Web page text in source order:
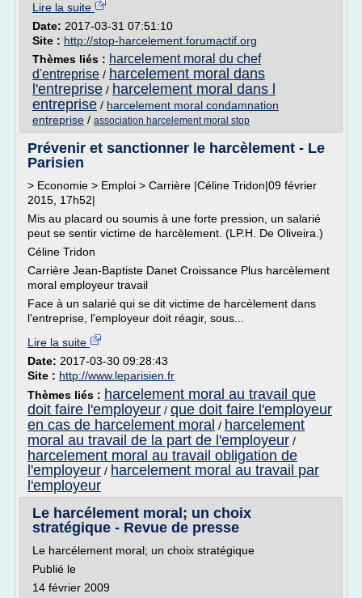
Lire la suite
Date: 2017-03-31 07:51:10
Site : http://stop-harcelement.forumactif.org
Thèmes liés : harcelement moral du chef
d'entreprise / harcelement moral dans
l'entreprise / harcelement moral dans l
entreprise / harcelement moral condamnation
entreprise / association harcelement moral stop
Prévenir et sanctionner le harcèlement - Le
Parisien
> Economie > Emploi > Carrière |Céline Tridon|09 février
2015, 17h52|
Mis au placard ou soumis à une forte pression, un salarié
peut se sentir victime de harcèlement. (LP.H. De Oliveira.)
Céline Tridon
Carrière Jean-Baptiste Danet Croissance Plus harcèlement
moral employeur travail
Face à un salarié qui se dit victime de harcèlement dans
l'entreprise, l'employeur doit réagir, sous...
Lire la suite
Date: 2017-03-30 09:28:43
Site : http://www.leparisien.fr
Thèmes liés : harcelement moral au travail que
doit faire l'employeur / que doit faire l'employeur
en cas de harcelement moral / harcelement
moral au travail de la part de l'employeur /
harcelement moral au travail obligation de
l'employeur / harcelement moral au travail par
l'employeur
Le harcélement moral; un choix
stratégique - Revue de presse
Le harcélement moral; un choix stratégique
Publié le
14 février 2009